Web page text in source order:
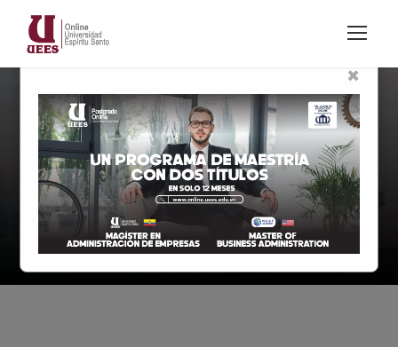
Modalidad En Línea
Logística y
Transporte
×